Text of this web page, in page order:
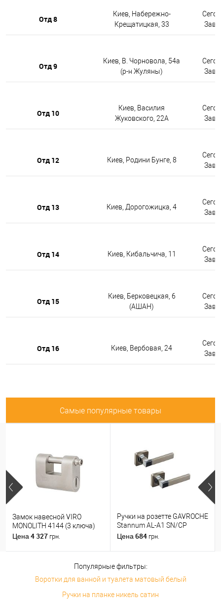
Отд 8
Киев, Набережно-
Крещатицкая, 33
Отд 9
Киев, В. Чорновола, 54а
(р-н Жуляны)
Отд 10
Киев, Василия
Жуковского, 22А
Отд 12 Киев, Родини Бунге, 8
Отд 13 Киев, Дорогожицка, 4
Отд 14 Киев, Кибальчича, 11
Отд 15
Киев, Берковецкая, 6
(АШАН)
Отд 16 Киев, Вербовая, 24
Самые популярные товары
Замок навесной VIRO
MONOLITH 4144 (3 ключа)
Цена 4 327 грн.
Ручки на розетте GAVROCHE
Stannum AL-A1 SN/CP
никель/хром
Цена 684 грн.
Популярные фильтры:
Воротки для ванной и туалета матовый белый
Ручки на планке никель сатин